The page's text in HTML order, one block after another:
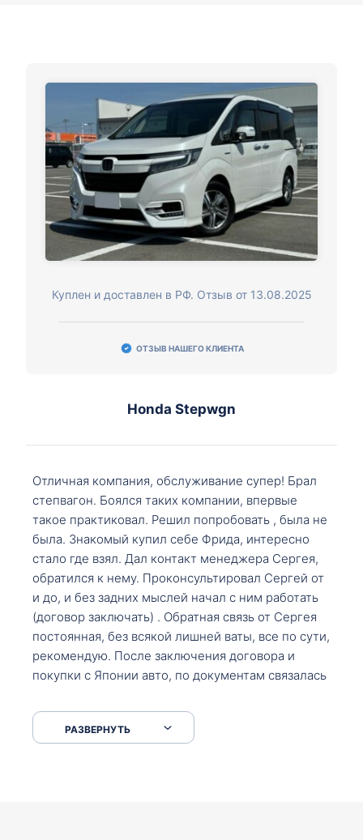
Куплен и доставлен в РФ. Отзыв от 13.08.2025
ОТЗЫВ НАШЕГО КЛИЕНТА
Honda Stepwgn
Отличная компания, обслуживание супер! Брал
степвагон. Боялся таких компании, впервые
такое практиковал. Решил попробовать , была не
была. Знакомый купил себе Фрида, интересно
стало где взял. Дал контакт менеджера Сергея,
обратился к нему. Проконсультировал Сергей от
и до, и без задних мыслей начал с ним работать
(договор заключать) . Обратная связь от Сергея
постоянная, без всякой лишней ваты, все по сути,
рекомендую. После заключения договора и
покупки с Японии авто, по документам связалась
что заполнить, куда зайти, образцы и т.д. После
приехал за авто. Меня тепло встретили Сергей с
РАЗВЕРНУТЬ